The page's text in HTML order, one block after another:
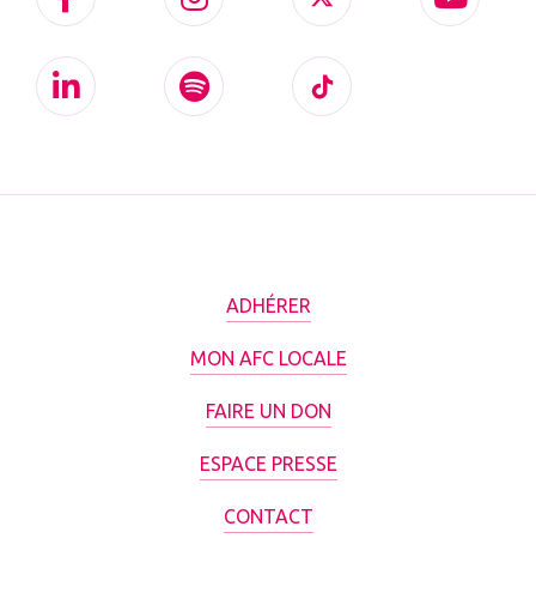
ADHÉRER
MON AFC LOCALE
FAIRE UN DON
ESPACE PRESSE
CONTACT